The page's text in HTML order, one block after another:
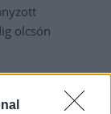
olcsón